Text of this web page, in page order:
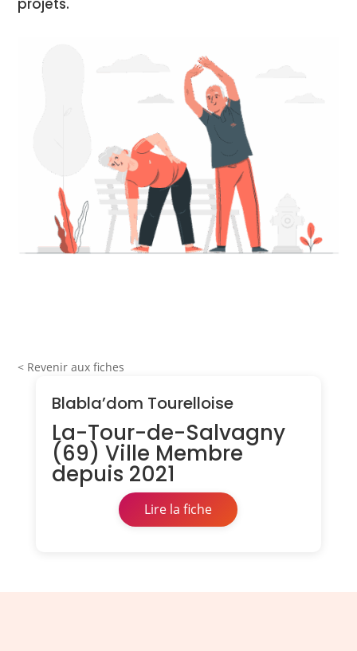
projets.
< Revenir aux fiches
Blabla’dom Tourelloise
La-Tour-de-Salvagny
(69) Ville Membre
depuis 2021
Lire la fiche